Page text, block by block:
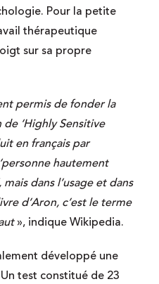
Pour la petite
thérapeutique
sur sa propre
permis de fonder la
‘Highly Sensitive
en français par
hautement
mais dans l’usage et dans
d’Aron, c’est le terme
», indique Wikipedia.
développé une
test constitué de 23